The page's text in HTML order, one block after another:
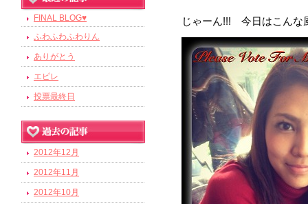
じゃーん!!! 今日はこんな
FINAL BLOG♥
ふわふわふわりん
ありがとう
エピレ
投票最終日
2012年12月
2012年11月
2012年10月